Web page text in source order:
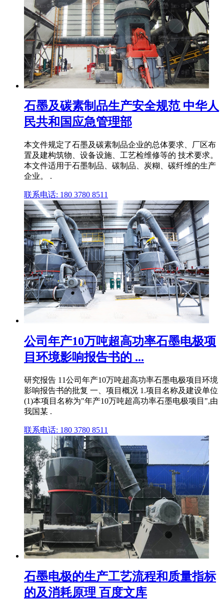
石墨及碳素制品生产安全规范 中华人
民共和国应急管理部
本文件规定了石墨及碳素制品企业的总体要求、厂区布
置及建构筑物、设备设施、工艺检维修等的 技术要求。
本文件适用于石墨制品、碳制品、炭糊、碳纤维的生产
企业。 .
联系电话: 180 3780 8511
公司年产10万吨超高功率石墨电极项
目环境影响报告书的 ...
研究报告 11公司年产10万吨超高功率石墨电极项目环境
影响报告书的批复 一、项目概况 1.项目名称及建设单位
(1)本项目名称为"年产10万吨超高功率石墨电极项目",由
我国某 .
联系电话: 180 3780 8511
石墨电极的生产工艺流程和质量指标
的及消耗原理 百度文库